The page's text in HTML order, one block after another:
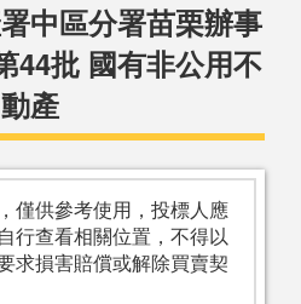
中區分署苗栗辦事
44批 國有非公用不
動產
僅供參考使用，投標人應
行查看相關位置，不得以
求損害賠償或解除買賣契